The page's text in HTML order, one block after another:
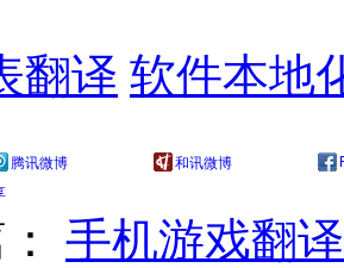
翻译 软件本地
腾讯微博 和讯微博
手机游戏翻译